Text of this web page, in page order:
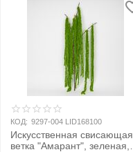
КОД: 9297-004 LID168100
Искусственная свисающая
ветка "Амарант", зеленая,